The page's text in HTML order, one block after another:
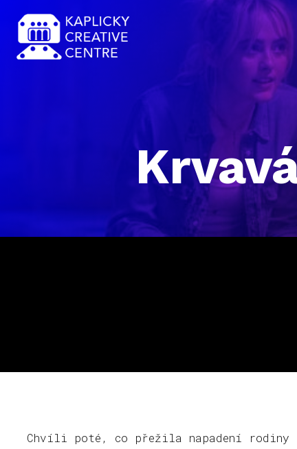
Chvíli poté, co přežila napadení rodiny